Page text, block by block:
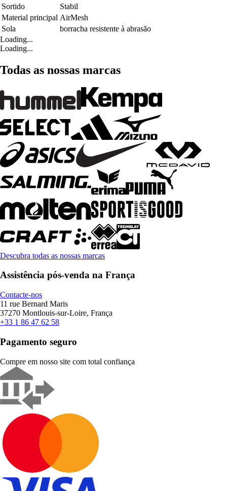
Sortido
Stabil
Material principal AirMesh
Sola
borracha resistente à abrasão
Loading...
Loading...
Todas as nossas marcas
Descubra todas as nossas marcas
Assistência pós-venda na França
Contacte-nos
11 rue Bernard Maris
37270 Montlouis-sur-Loire, França
+33 1 86 47 62 58
Pagamento seguro
Compre em nosso site com total confiança